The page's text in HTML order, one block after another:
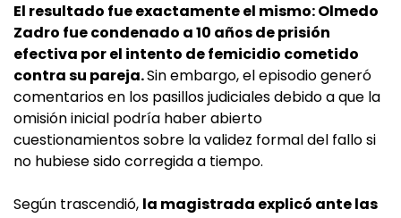
El resultado fue exactamente el mismo: Olmedo
Zadro fue condenado a 10 años de prisión
efectiva por el intento de femicidio cometido
contra su pareja.Sin embargo, el episodio generó
comentarios en los pasillos judiciales debido a que la
omisión inicial podría haber abierto
cuestionamientos sobre la validez formal del fallo si
no hubiese sido corregida a tiempo.
Según trascendió, la magistrada explicó ante las